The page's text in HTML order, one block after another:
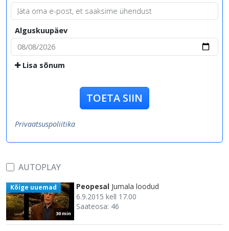
Alguskuupäev
Lisa sõnum
TOETA SIIN
Privaatsuspoliitika
AUTOPLAY
30 min
Kõige uuemad Peopesal Jumala loodud
6.9.2015 kell 17.00
Saateosa: 46